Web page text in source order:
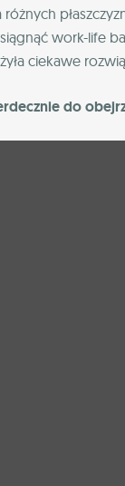
work-life
ciekawe
do